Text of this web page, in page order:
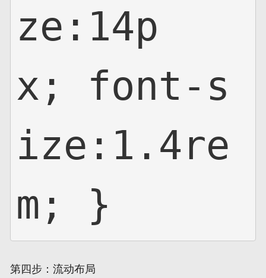
ze:14p
x; font-s
ize:1.4re
m; }
第四步：流动布局